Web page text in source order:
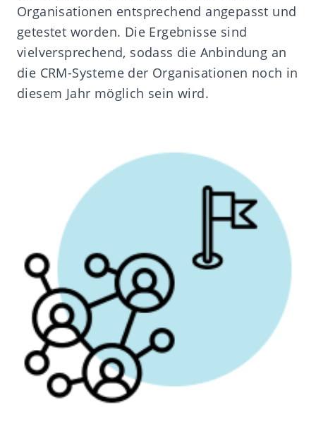
Organisationen entsprechend angepasst und
getestet worden. Die Ergebnisse sind
vielversprechend, sodass die Anbindung an
die CRM-Systeme der Organisationen noch in
diesem Jahr möglich sein wird.